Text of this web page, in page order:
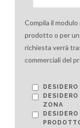
Compila il
prodotto o per
richiesta verrà
commerciali del
ZONA